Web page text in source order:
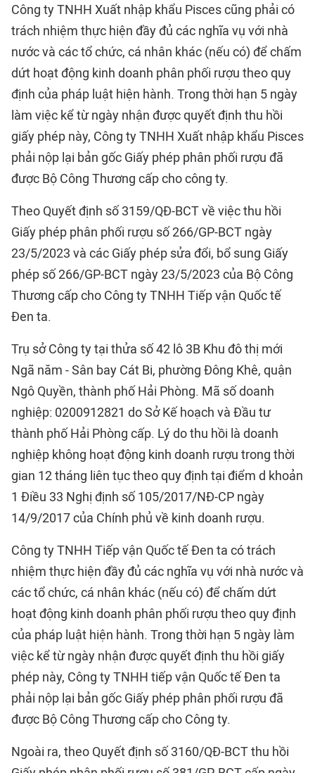
Công ty TNHH Xuất nhập khẩu Pisces cũng phải có
trách nhiệm thực hiện đầy đủ các nghĩa vụ với nhà
nước và các tổ chức, cá nhân khác (nếu có) để chấm
dứt hoạt động kinh doanh phân phối rượu theo quy
định của pháp luật hiện hành. Trong thời hạn 5 ngày
làm việc kể từ ngày nhận được quyết định thu hồi
giấy phép này, Công ty TNHH Xuất nhập khẩu Pisces
phải nộp lại bản gốc Giấy phép phân phối rượu đã
được Bộ Công Thương cấp cho công ty.
Theo Quyết định số 3159/QĐ-BCT về việc thu hồi
Giấy phép phân phối rượu số 266/GP-BCT ngày
23/5/2023 và các Giấy phép sửa đổi, bổ sung Giấy
phép số 266/GP-BCT ngày 23/5/2023 của Bộ Công
Thương cấp cho Công ty TNHH Tiếp vận Quốc tế
Đen ta.
Trụ sở Công ty tại thửa số 42 lô 3B Khu đô thị mới
Ngã năm - Sân bay Cát Bi, phường Đông Khê, quận
Ngô Quyền, thành phố Hải Phòng. Mã số doanh
nghiệp: 0200912821 do Sở Kế hoạch và Đầu tư
thành phố Hải Phòng cấp. Lý do thu hồi là doanh
nghiệp không hoạt động kinh doanh rượu trong thời
gian 12 tháng liên tục theo quy định tại điểm d khoản
1 Điều 33 Nghị định số 105/2017/NĐ-CP ngày
14/9/2017 của Chính phủ về kinh doanh rượu.
Công ty TNHH Tiếp vận Quốc tế Đen ta có trách
nhiệm thực hiện đầy đủ các nghĩa vụ với nhà nước và
các tổ chức, cá nhân khác (nếu có) để chấm dứt
hoạt động kinh doanh phân phối rượu theo quy định
của pháp luật hiện hành. Trong thời hạn 5 ngày làm
việc kể từ ngày nhận được quyết định thu hồi giấy
phép này, Công ty TNHH tiếp vận Quốc tế Đen ta
phải nộp lại bản gốc Giấy phép phân phối rượu đã
được Bộ Công Thương cấp cho Công ty.
Ngoài ra, theo Quyết định số 3160/QĐ-BCT thu hồi